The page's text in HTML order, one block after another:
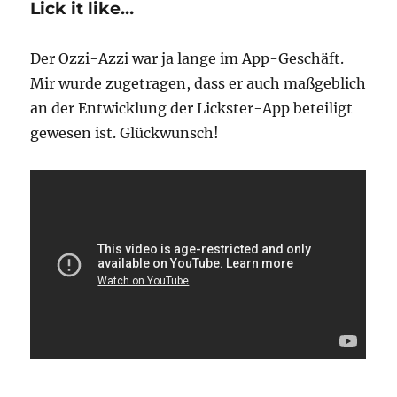
Lick it like…
Der Ozzi-Azzi war ja lange im App-Geschäft.
Mir wurde zugetragen, dass er auch maßgeblich
an der Entwicklung der Lickster-App beteiligt
gewesen ist. Glückwunsch!